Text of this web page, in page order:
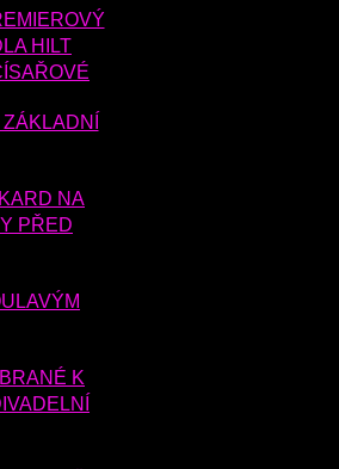
HILT
NA
PŘED
K